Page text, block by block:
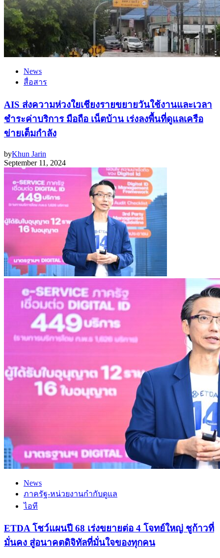
News
สื่อสาร
AIS ส่งความห่วงใยเชียงรายขยายวันใช้งานและเวลา
ชำระค่าบริการ มือถือ เน็ตบ้าน เร่งลงพื้นที่ดูแลเครือ
ข่ายเต็มกำลัง
byKhun Jarin
September 11, 2024
News
ภาครัฐ-หน่วยงานกำกับดูแล
ไอที
ETDA โชว์แผนปี 68 เร่งขยายต่อ 4 โจทย์ใหญ่ ชูก้าวที่
มั่นคง สู่อนาคตดิจิทัลที่มั่นใจของทุกคน